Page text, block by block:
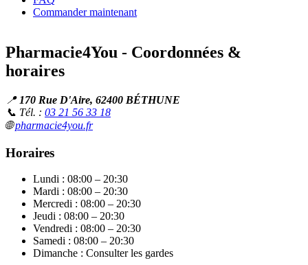
Commander maintenant
Pharmacie4You - Coordonnées &
horaires
📍 170 Rue D'Aire, 62400 BÉTHUNE
📞 Tél. : 03 21 56 33 18
🌐pharmacie4you.fr
Horaires
Lundi : 08:00 – 20:30
Mardi : 08:00 – 20:30
Mercredi : 08:00 – 20:30
Jeudi : 08:00 – 20:30
Vendredi : 08:00 – 20:30
Samedi : 08:00 – 20:30
Dimanche : Consulter les gardes